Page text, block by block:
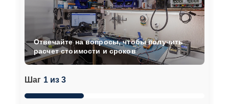
Шаг 1 из 3
Отвечайте на вопросы, чтобы получить
расчет стоимости и сроков